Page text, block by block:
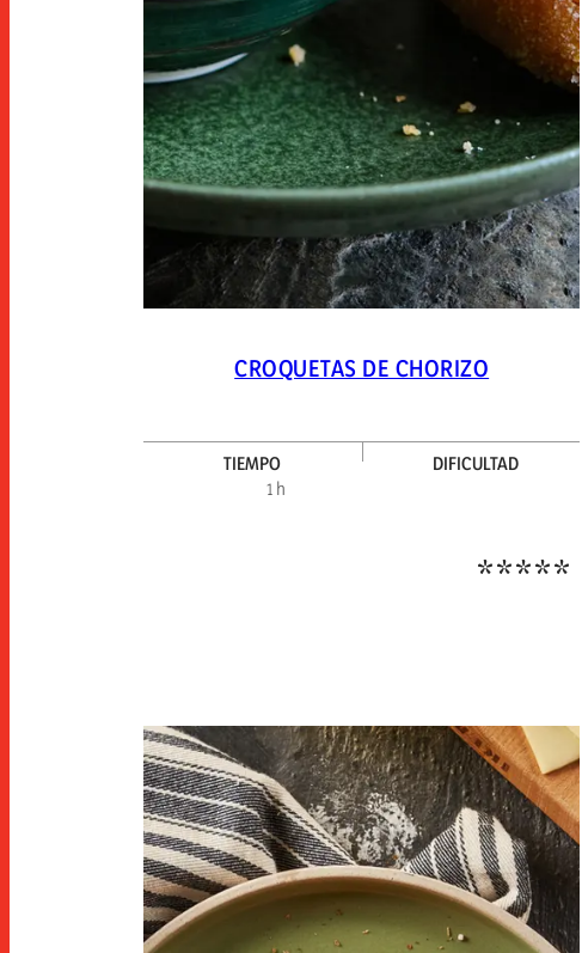
CROQUETAS DE CHORIZO
TIEMPO
1 h
DIFICULTAD